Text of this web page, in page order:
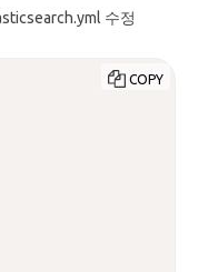
수정
COPY